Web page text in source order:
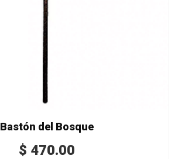
Bastón del Bosque
$ 470.00